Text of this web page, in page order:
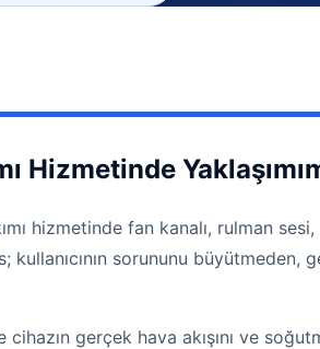
Hizmetinde
hizmetinde fan kanalı, rulman sesi,
sorununu
cihazın gerçek hava akışını ve